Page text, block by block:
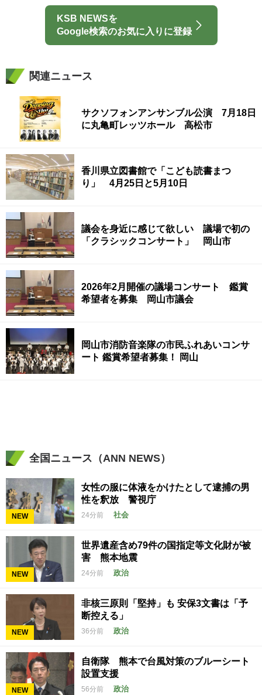
KSB NEWSを
Google検索のお気に入りに登録
関連ニュース
サクソフォンアンサンブル公演 7月18日
に丸亀町レッツホール 高松市
香川県立図書館で「こども読書まつ
り」 4月25日と5月10日
議会を身近に感じて欲しい 議場で初の
「クラシックコンサート」 岡山市
2026年2月開催の議場コンサート 鑑賞
希望者を募集 岡山市議会
岡山市消防音楽隊の市民ふれあいコンサ
ート 鑑賞希望者募集！ 岡山
全国ニュース（ANN NEWS）
NEW
女性の服に体液をかけたとして逮捕の男
性を釈放 警視庁
24分前 社会
NEW
世界遺産含め79件の国指定等文化財が被
害 熊本地震
24分前 政治
NEW
非核三原則「堅持」も 安保3文書は「予
断控える」
36分前 政治
NEW
自衛隊 熊本で台風対策のブルーシート
設置支援
56分前 政治